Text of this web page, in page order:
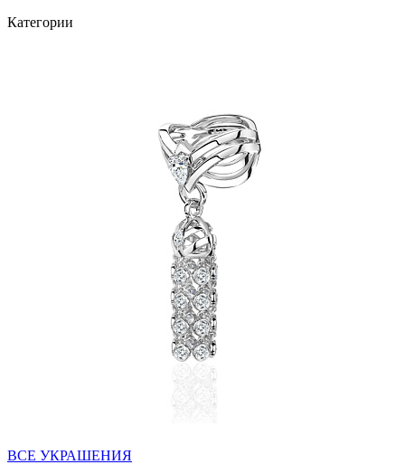
Категории
ВСЕ УКРАШЕНИЯ